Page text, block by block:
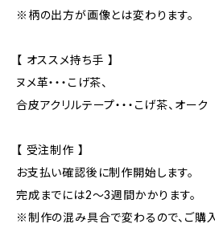
※柄の出方が画像とは変わります。
【 オススメ持ち手 】
ヌメ革・・・こげ茶、
合皮アクリルテープ・・・こげ茶、オーク
【 受注制作 】
お支払い確認後に制作開始します。
完成までには2〜3週間かかります。
※制作の混み具合で変わるので、ご購